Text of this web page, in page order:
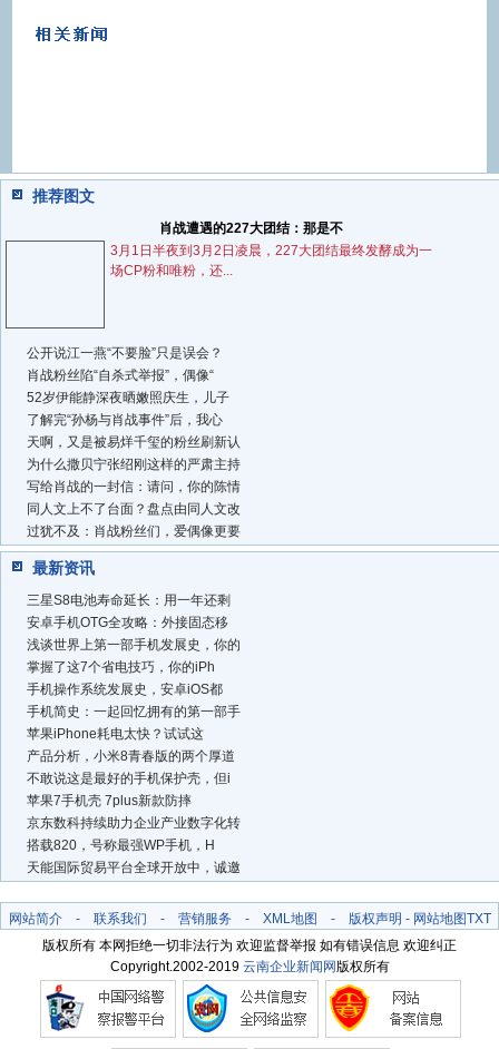
推荐图文
肖战遭遇的227大团结：那是不
3月1日半夜到3月2日凌晨，227大团结最终发酵成为一
场CP粉和唯粉，还...
公开说江一燕“不要脸”只是误会？
肖战粉丝陷“自杀式举报”，偶像“
52岁伊能静深夜晒嫩照庆生，儿子
了解完“孙杨与肖战事件”后，我心
天啊，又是被易烊千玺的粉丝刷新认
为什么撒贝宁张绍刚这样的严肃主持
写给肖战的一封信：请问，你的陈情
同人文上不了台面？盘点由同人文改
过犹不及：肖战粉丝们，爱偶像更要
最新资讯
三星S8电池寿命延长：用一年还剩
安卓手机OTG全攻略：外接固态移
浅谈世界上第一部手机发展史，你的
掌握了这7个省电技巧，你的iPh
手机操作系统发展史，安卓iOS都
手机简史：一起回忆拥有的第一部手
苹果iPhone耗电太快？试试这
产品分析，小米8青春版的两个厚道
不敢说这是最好的手机保护壳，但i
苹果7手机壳 7plus新款防摔
京东数科持续助力企业产业数字化转
搭载820，号称最强WP手机，H
天能国际贸易平台全球开放中，诚邀
网站简介- 联系我们 - 营销服务 - XML地图 - 版权声明 - 网站地图TXT
版权所有 本网拒绝一切非法行为 欢迎监督举报 如有错误信息 欢迎纠正
Copyright.2002-2019 云南企业新闻网版权所有